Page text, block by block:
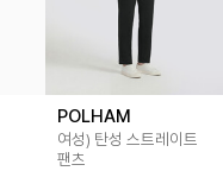
POLHAM
여성) 탄성 스트레이트
팬츠